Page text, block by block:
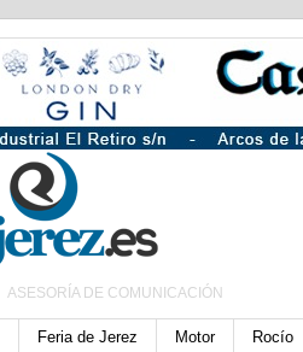
ASESORÍA DE COMUNICACIÓN
Feria de Jerez Motor Rocío